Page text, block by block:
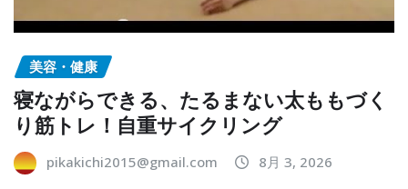
美容・健康
寝ながらできる、たるまない太ももづく
り筋トレ！自重サイクリング
pikakichi2015@gmail.com 8月 3, 2026